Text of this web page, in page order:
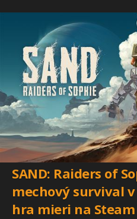
SAND: Raiders of
mechový survival
hra mieri na